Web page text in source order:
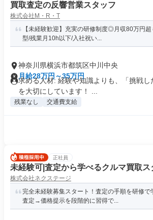
買取査定の反響営業スタッフ
株式会社M・R・T
【未経験歓迎】充実の研修制度◎月収80万円
型/残業月10h以下/入社祝い...
神奈川県横浜市都筑区中川中央
月給28万円～35万円
求める人材: 経験や知識よりも、「挑戦し
を大切にしています！ ...
残業なし 交通費支給
正社員
未経験可|査定から学べるクルマ買取ス
株式会社ネクステージ
完全未経験募集スタート！査定の手順を研修
査定→価格提示を段階的に習得で...